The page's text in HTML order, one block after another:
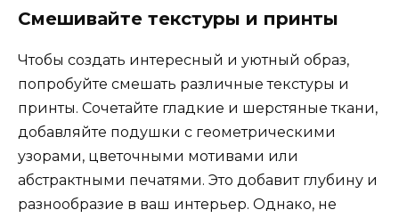
Смешивайте текстуры и принты
Чтобы создать интересный и уютный образ,
попробуйте смешать различные текстуры и
принты. Сочетайте гладкие и шерстяные ткани,
добавляйте подушки с геометрическими
узорами, цветочными мотивами или
абстрактными печатями. Это добавит глубину и
разнообразие в ваш интерьер. Однако, не